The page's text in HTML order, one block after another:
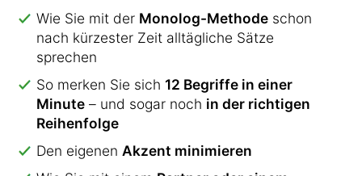
Wie Sie mit der Monolog-Methode schon
nach kürzester Zeit alltägliche Sätze
sprechen
So merken Sie sich 12 Begriffe in einer
Minute – und sogar noch in der richtigen
Reihenfolge
Den eigenen Akzent minimieren